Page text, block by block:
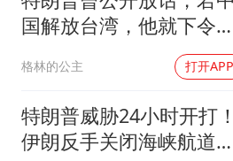
国解放台湾，他就下令轰
格林的公主 打开APP
特朗普威胁24小时开打！
伊朗反手关闭海峡航道，